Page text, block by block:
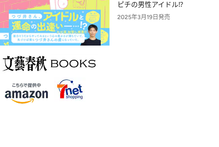
ピチの男性アイドル⁉
2025年3月19日発売